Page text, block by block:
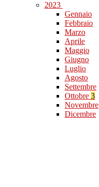
2023
Gennaio
Febbraio
Marzo
Aprile
Maggio
Giugno
Luglio
Agosto
Settembre
Ottobre 3
Novembre
Dicembre